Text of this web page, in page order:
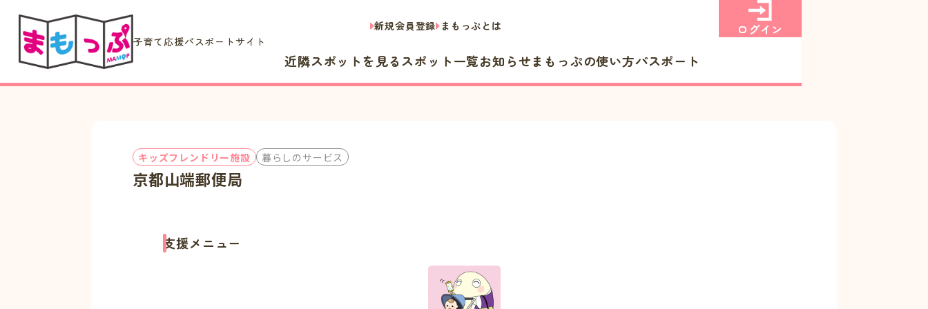
子育て応援パスポートサイト
新規会員登録 まもっぷとは ログイン
近隣スポットを見るスポット一覧お知らせまもっぷの使い方パスポート
キッズフレンドリー施設 暮らしのサービス
京都山端郵便局
支援メニュー